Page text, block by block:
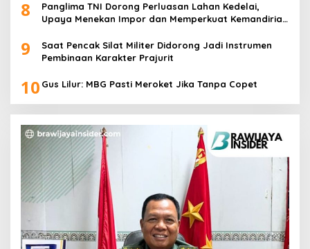
8
Panglima TNI Dorong Perluasan Lahan Kedelai,
Upaya Menekan Impor dan Memperkuat Kemandirian
9
Saat Pencak Silat Militer Didorong Jadi Instrumen
Pembinaan Karakter Prajurit
10 Gus Lilur: MBG Pasti Meroket Jika Tanpa Copet